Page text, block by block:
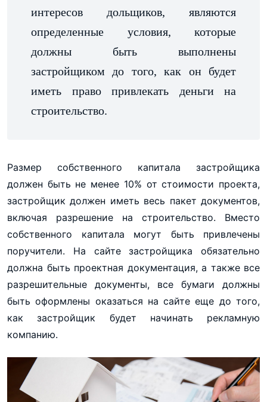
интересов дольщиков, являются
определенные условия, которые
должны быть выполнены
застройщиком до того, как он будет
иметь право привлекать деньги на
строительство.
Размер собственного капитала застройщика
должен быть не менее 10% от стоимости проекта,
застройщик должен иметь весь пакет документов,
включая разрешение на строительство. Вместо
собственного капитала могут быть привлечены
поручители. На сайте застройщика обязательно
должна быть проектная документация, а также все
разрешительные документы, все бумаги должны
быть оформлены оказаться на сайте еще до того,
как застройщик будет начинать рекламную
компанию.